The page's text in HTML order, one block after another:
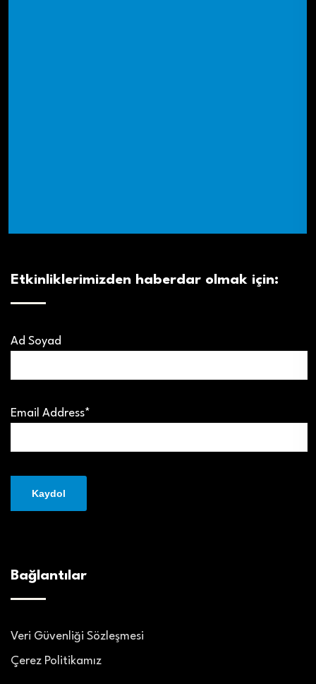
Etkinliklerimizden haberdar olmak için:
Ad Soyad
Email Address*
Bağlantılar
Veri Güvenliği Sözleşmesi
Çerez Politikamız